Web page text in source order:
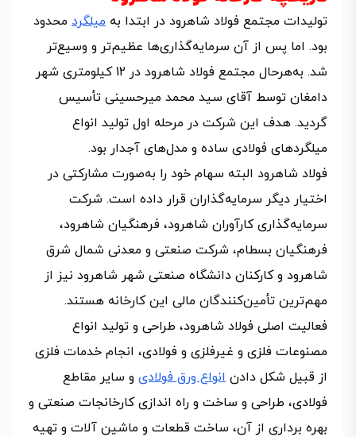
تولیدات مجتمع فولاد شاهرود در ابتدا به میلگرد محدود
بود. اما پس از آن سرمایه‌گذاری‌ها عظیم‌تر و وسیع‌تر
شد. به‌هرحال مجتمع فولاد شاهرود در 12 کیلومتری شهر
دامغان توسط آقای سید محمد میرحسینی تأسیس
گردید. هدف این شرکت در مرحله اول تولید انواع
میلگردهای فولادی ساده و مدل‌های آجدار بود.
فولاد شاهرود البته سهام خود را به‌صورت مشارکتی در
اختیار دیگر سرمایه‌گذاران قرار داده است. شرکت
سرمایه‌گذاری کارآوران شاهرود، فرهنگیان شاهرود،
فرهنگیان بسطام، شرکت صنعتی و معدنی شمال شرق
شاهرود و کارکنان دانشگاه صنعتی شهر شاهرود نیز از
مهم‌ترین تأمین‌کنندگان مالی این کارخانه هستند.
فعالیت اصلی فولاد شاهرود، طراحی و تولید انواع
مصنوعات فلزی و غیرفلزی و فولادی، انجام خدمات فلزی
از قبیل شکل دادن انواع ورق فولادی و سایر مقاطع
فولادی، طراحی و ساخت و راه اندازی کارخانجات صنعتی و
بهره برداری از آن، ساخت قطعات و ماشین آلات و تهیه